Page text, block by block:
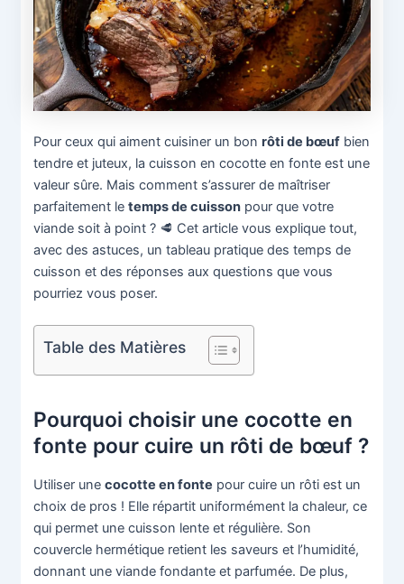
Pour ceux qui aiment cuisiner un bonrôti de bœuf bien
tendre et juteux, la cuisson en cocotte en fonte est une
valeur sûre. Mais comment s’assurer de maîtriser
parfaitement letemps de cuisson pour que votre
viande soit à point ? 🥩 Cet article vous explique tout,
avec des astuces, un tableau pratique des temps de
cuisson et des réponses aux questions que vous
pourriez vous poser.
Table des Matières
Pourquoi choisir une cocotte en
fonte pour cuire un rôti de bœuf ?
Utiliser unecocotte en fonte pour cuire un rôti est un
choix de pros ! Elle répartit uniformément la chaleur, ce
qui permet une cuisson lente et régulière. Son
couvercle hermétique retient les saveurs et l’humidité,
donnant une viande fondante et parfumée. De plus,